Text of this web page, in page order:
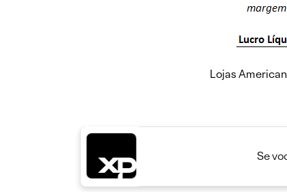
Lojas
Se